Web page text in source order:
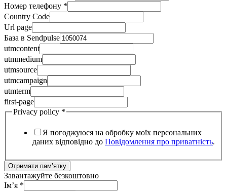
Номер телефону *
Country Code
Url page
База в Sendpulse
utmcontent
utmmedium
utmsource
utmcampaign
utmterm
first-page
Privacy policy *
Я погоджуюся на обробку моїх персональних
даних відповідно до Повідомлення про приватність.
Отримати пам’ятку
Завантажуйте безкоштовно
Ім’я *